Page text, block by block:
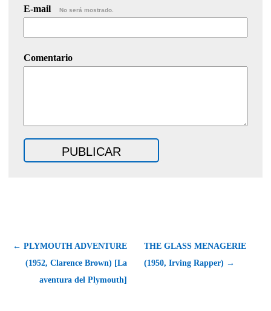
E-mail No será mostrado.
Comentario
← PLYMOUTH ADVENTURE
(1952, Clarence Brown) [La
aventura del Plymouth]
THE GLASS MENAGERIE
(1950, Irving Rapper) →